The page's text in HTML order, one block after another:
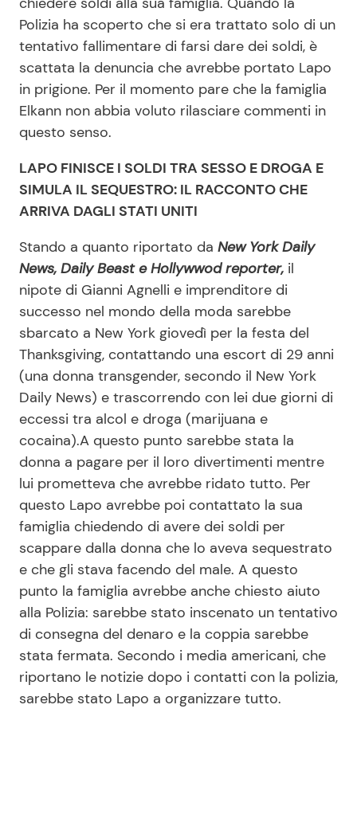
Contattaci
Pubblicità
Polizia ha scoperto che si era trattato solo di un
tentativo fallimentare di farsi dare dei soldi, è
scattata la denuncia che avrebbe portato Lapo
in prigione. Per il momento pare che la famiglia
Elkann non abbia voluto rilasciare commenti in
questo senso.
LAPO FINISCE I SOLDI TRA SESSO E DROGA E
SIMULA IL SEQUESTRO: IL RACCONTO CHE
ARRIVA DAGLI STATI UNITI
Stando a quanto riportato da New York Daily
News, Daily Beast e Hollywwod reporter, il
nipote di Gianni Agnelli e imprenditore di
successo nel mondo della moda sarebbe
sbarcato a New York giovedì per la festa del
Thanksgiving, contattando una escort di 29 anni
(una donna transgender, secondo il New York
Daily News) e trascorrendo con lei due giorni di
eccessi tra alcol e droga (marijuana e
cocaina).A questo punto sarebbe stata la
donna a pagare per il loro divertimenti mentre
lui prometteva che avrebbe ridato tutto. Per
questo Lapo avrebbe poi contattato la sua
famiglia chiedendo di avere dei soldi per
scappare dalla donna che lo aveva sequestrato
e che gli stava facendo del male. A questo
punto la famiglia avrebbe anche chiesto aiuto
alla Polizia: sarebbe stato inscenato un tentativo
di consegna del denaro e la coppia sarebbe
stata fermata. Secondo i media americani, che
riportano le notizie dopo i contatti con la polizia,
sarebbe stato Lapo a organizzare tutto.